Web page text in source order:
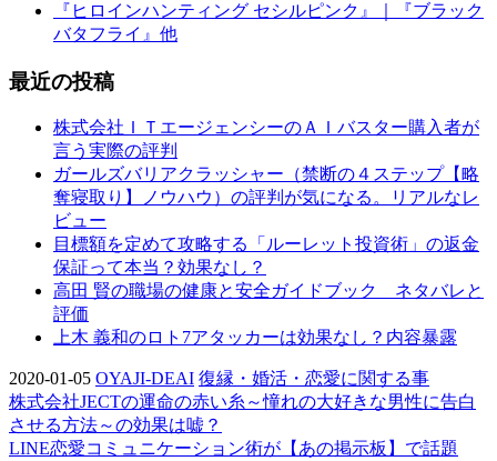
『ヒロインハンティング セシルピンク』｜『ブラック
バタフライ』他
最近の投稿
株式会社ＩＴエージェンシーのＡＩバスター購入者が
言う実際の評判
ガールズバリアクラッシャー（禁断の４ステップ【略
奪寝取り】ノウハウ）の評判が気になる。リアルなレ
ビュー
目標額を定めて攻略する「ルーレット投資術」の返金
保証って本当？効果なし？
高田 賢の職場の健康と安全ガイドブック ネタバレと
評価
上木 義和のロト7アタッカーは効果なし？内容暴露
2020-01-05 OYAJI-DEAI 復縁・婚活・恋愛に関する事
株式会社JECTの運命の赤い糸～憧れの大好きな男性に告白
させる方法～の効果は嘘？
LINE恋愛コミュニケーション術が【あの掲示板】で話題